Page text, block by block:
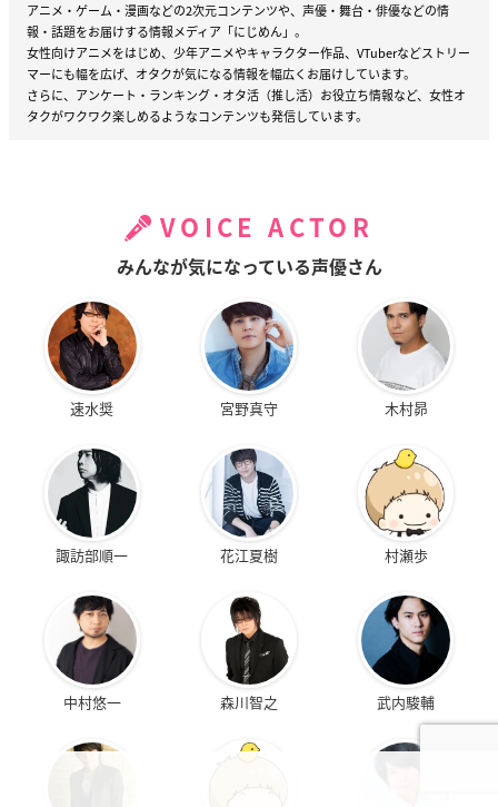
アニメ・ゲーム・漫画などの2次元コンテンツや、声優・舞台・俳優などの情
報・話題をお届けする情報メディア「にじめん」。
女性向けアニメをはじめ、少年アニメやキャラクター作品、VTuberなどストリー
マーにも幅を広げ、オタクが気になる情報を幅広くお届けしています。
さらに、アンケート・ランキング・オタ活（推し活）お役立ち情報など、女性オ
タクがワクワク楽しめるようなコンテンツも発信しています。
VOICE ACTOR
みんなが気になっている声優さん
速水奨 宮野真守 木村昴
諏訪部順一 花江夏樹 村瀬歩
中村悠一 森川智之 武内駿輔